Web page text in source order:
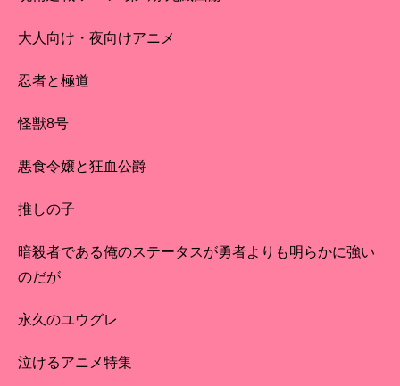
大人向け・夜向けアニメ
忍者と極道
怪獣8号
悪食令嬢と狂血公爵
推しの子
暗殺者である俺のステータスが勇者よりも明らかに強い
のだが
永久のユウグレ
泣けるアニメ特集